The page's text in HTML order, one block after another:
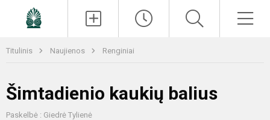
Titulinis Naujienos Renginiai
Šimtadienio kaukių balius
Paskelbė : Giedrė Tylienė